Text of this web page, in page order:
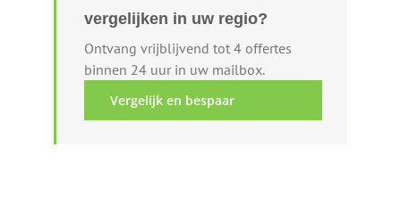
vergelijken in uw regio?
Ontvang vrijblijvend tot 4 offertes
binnen 24 uur in uw mailbox.
Vergelijk en bespaar